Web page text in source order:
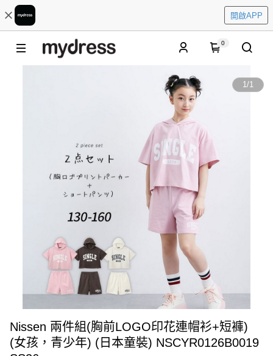
開啟APP
0
1/1
Nissen 兩件組(胸前LOGO印花連帽衫+短褲)
(女孩，青少年) (日本童裝) NSCYR0126B0019